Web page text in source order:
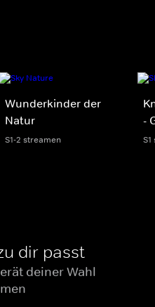
Wunderkinder der
Natur
S1-2 streamen
-
dir passt
deiner Wahl